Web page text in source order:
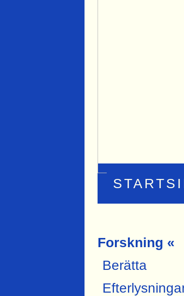
Forskning «
Berätta